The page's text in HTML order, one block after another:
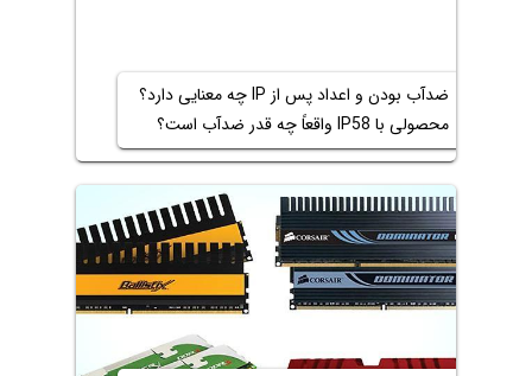
ضدآب بودن و اعداد پس از IP چه معنایی دارد؟
محصولی با IP58 واقعاً چه قدر ضدآب است؟